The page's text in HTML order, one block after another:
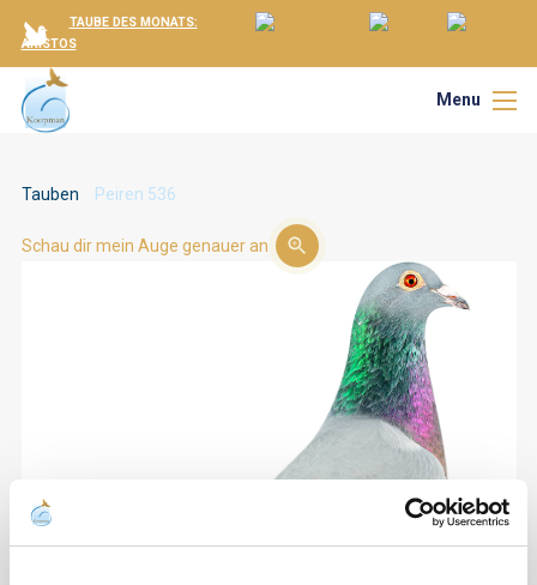
TAUBE DES MONATS:
ARISTOS
Menu
Tauben Peiren 536
Schau dir mein Auge genauer an